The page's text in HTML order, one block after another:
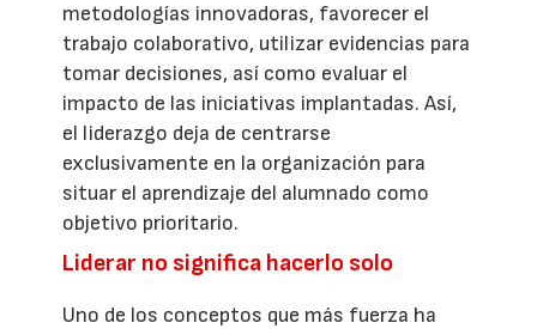
metodologías innovadoras, favorecer el
trabajo colaborativo, utilizar evidencias para
tomar decisiones, así como evaluar el
impacto de las iniciativas implantadas. Así,
el liderazgo deja de centrarse
exclusivamente en la organización para
situar el aprendizaje del alumnado como
objetivo prioritario.
Liderar no significa hacerlo solo
Uno de los conceptos que más fuerza ha